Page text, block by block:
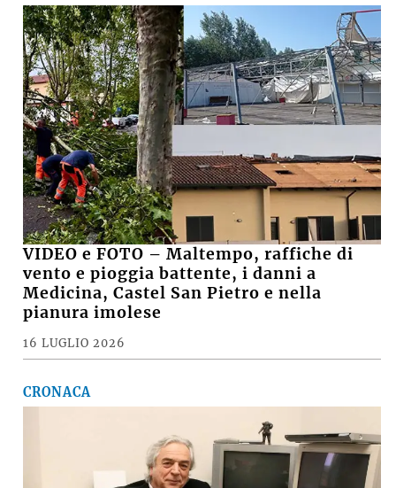
VIDEO e FOTO – Maltempo, raffiche di
vento e pioggia battente, i danni a
Medicina, Castel San Pietro e nella
pianura imolese
16 LUGLIO 2026
CRONACA